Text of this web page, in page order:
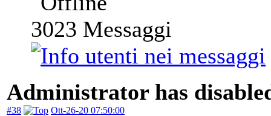
3023 Messaggi
Administrator has
#38 Ott-26-20 07:50:00